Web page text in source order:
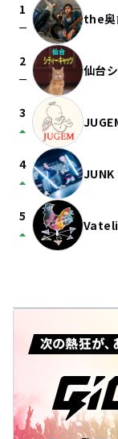
1
check_indeterminate_small the
2
check_indeterminate_small 仙台
3
arrow_drop_up
4
arrow_drop_up JUNK
5
arrow_drop_up